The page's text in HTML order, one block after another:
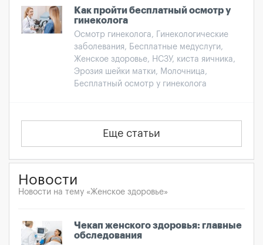
Как пройти бесплатный осмотр у
гинеколога
Осмотр гинеколога, Гинекологические
заболевания, Бесплатные медуслуги,
Женское здоровье, НСЗУ, киста яичника,
Эрозия шейки матки, Молочница,
Бесплатный осмотр у гинеколога
Еще статьи
Новости
Новости на тему «Женское здоровье»
Чекап женского здоровья: главные
обследования